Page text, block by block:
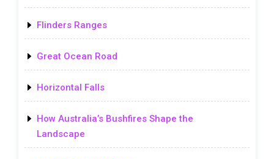
Flinders Ranges
Great Ocean Road
Horizontal Falls
How Australia’s Bushfires Shape the
Landscape